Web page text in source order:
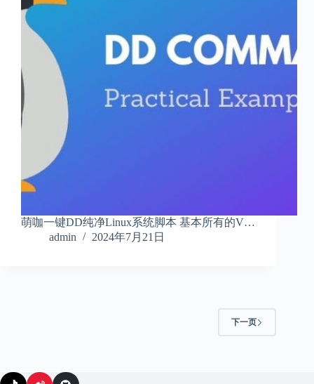
萌咖一键DD纯净Linux系统脚本 基本所有的V…
admin
2024年7月21日
下一页